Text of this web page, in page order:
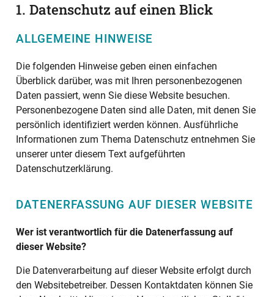
1. Datenschutz auf einen Blick
ALLGEMEINE HINWEISE
Die folgenden Hinweise geben einen einfachen
Überblick darüber, was mit Ihren personenbezogenen
Daten passiert, wenn Sie diese Website besuchen.
Personenbezogene Daten sind alle Daten, mit denen Sie
persönlich identifiziert werden können. Ausführliche
Informationen zum Thema Datenschutz entnehmen Sie
unserer unter diesem Text aufgeführten
Datenschutzerklärung.
DATENERFASSUNG AUF DIESER WEBSITE
Wer ist verantwortlich für die Datenerfassung auf
dieser Website?
Die Datenverarbeitung auf dieser Website erfolgt durch
den Websitebetreiber. Dessen Kontaktdaten können Sie